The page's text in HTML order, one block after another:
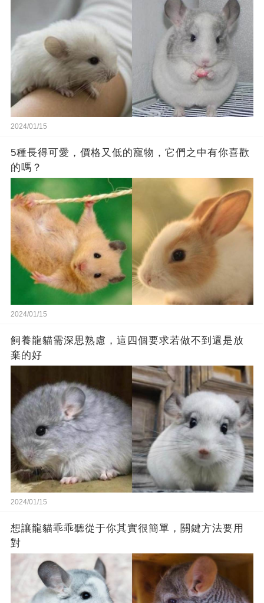
2024/01/15
5種長得可愛，價格又低的寵物，它們之中有你喜歡
的嗎？
2024/01/15
飼養龍貓需深思熟慮，這四個要求若做不到還是放
棄的好
2024/01/15
想讓龍貓乖乖聽從于你其實很簡單，關鍵方法要用
對